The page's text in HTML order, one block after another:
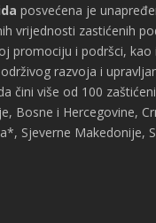
posvećena je
vrijednosti zastićenih
promociju i podršci, kao
razvoja i
čini više od 100
Bosne i Hercegovine,
Sjeverne Makedonije,